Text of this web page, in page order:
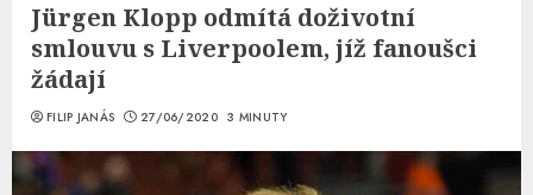
Jürgen Klopp odmítá doživotní
smlouvu s Liverpoolem, jíž fanoušci
žádají
FILIP JANÁS 27/06/2020 3 MINUTY